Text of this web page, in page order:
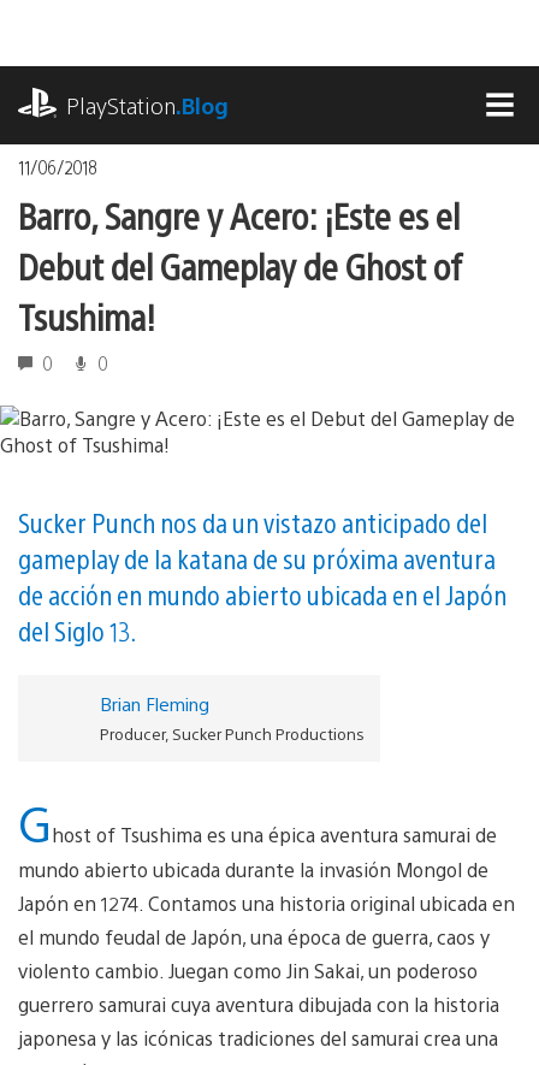
contenido
PlayStation.Blog
11/06/2018
Barro, Sangre y Acero: ¡Este es el
Debut del Gameplay de Ghost of
Tsushima!
0 0
Sucker Punch nos da un vistazo anticipado del
gameplay de la katana de su próxima aventura
de acción en mundo abierto ubicada en el Japón
del Siglo 13.
Brian Fleming
Producer, Sucker Punch Productions
Ghost of Tsushima es una épica aventura samurai de
mundo abierto ubicada durante la invasión Mongol de
Japón en 1274. Contamos una historia original ubicada en
el mundo feudal de Japón, una época de guerra, caos y
violento cambio. Juegan como Jin Sakai, un poderoso
guerrero samurai cuya aventura dibujada con la historia
japonesa y las icónicas tradiciones del samurai crea una